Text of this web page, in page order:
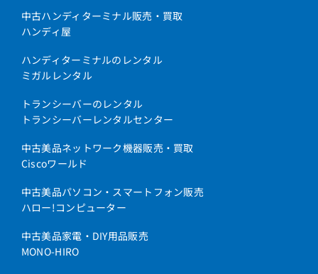
中古ハンディターミナル販売・買取
ハンディ屋
ハンディターミナルのレンタル
ミガルレンタル
トランシーバーのレンタル
トランシーバーレンタルセンター
中古美品ネットワーク機器販売・買取
Ciscoワールド
中古美品パソコン・スマートフォン販売
ハロー!コンピューター
中古美品家電・DIY用品販売
MONO-HIRO